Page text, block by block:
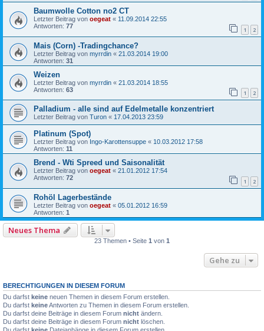
Baumwolle Cotton no2 CT
Letzter Beitrag von oegeat « 11.09.2014 22:55
Antworten: 77 1 2
Mais (Corn) -Tradingchance?
Letzter Beitrag von myrrdin « 21.03.2014 19:00
Antworten: 31
Weizen
Letzter Beitrag von myrrdin « 21.03.2014 18:55
Antworten: 63 1 2
Palladium - alle sind auf Edelmetalle konzentriert
Letzter Beitrag von Turon « 17.04.2013 23:59
Platinum (Spot)
Letzter Beitrag von Ingo-Karottensuppe « 10.03.2012 17:58
Antworten: 11
Brend - Wti Spreed und Saisonalität
Letzter Beitrag von oegeat « 21.01.2012 17:54
Antworten: 72 1 2
Rohöl Lagerbestände
Letzter Beitrag von oegeat « 05.01.2012 16:59
Antworten: 1
Neues Thema
23 Themen • Seite 1 von 1
Gehe zu
BERECHTIGUNGEN IN DIESEM FORUM
Du darfst keine neuen Themen in diesem Forum erstellen.
Du darfst keineAntworten zu Themen in diesem Forum erstellen.
Du darfst deine Beiträge in diesem Forum nicht ändern.
Du darfst deine Beiträge in diesem Forum nicht löschen.